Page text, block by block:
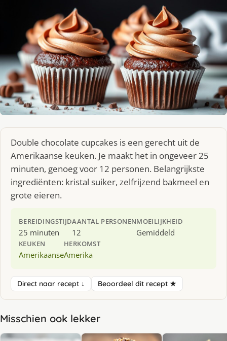
Double chocolate cupcakes is een gerecht uit de
Amerikaanse keuken. Je maakt het in ongeveer 25
minuten, genoeg voor 12 personen. Belangrijkste
ingrediënten: kristal suiker, zelfrijzend bakmeel en
grote eieren.
BEREIDINGSTIJD
25 minuten
AANTAL PERSONEN
12
MOEILIJKHEID
Gemiddeld
KEUKEN
Amerikaanse
HERKOMST
Amerika
Direct naar recept ↓ Beoordeel dit recept ★
Misschien ook lekker